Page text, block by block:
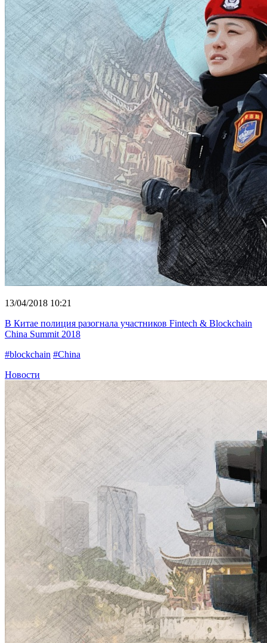
13/04/2018 10:21
В Китае полиция разогнала участников Fintech & Blockchain
China Summit 2018
#blockchain #China
Новости